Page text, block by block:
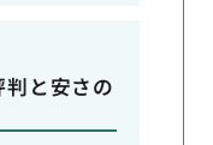
と安さの